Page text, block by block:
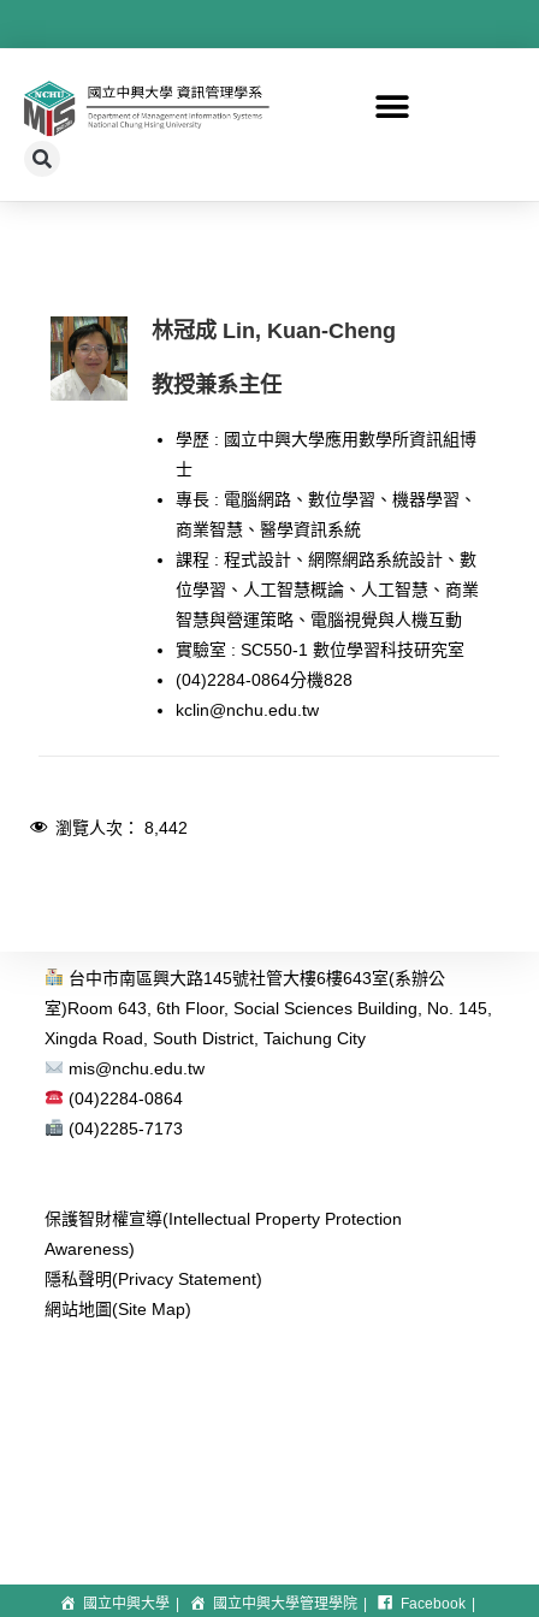
林冠成 Lin, Kuan-Cheng
教授兼系主任
學歷 : 國立中興大學應用數學所資訊組博
士
專長 : 電腦網路、數位學習、機器學習、
商業智慧、醫學資訊系統
課程 : 程式設計、網際網路系統設計、數
位學習、人工智慧概論、人工智慧、商業
智慧與營運策略、電腦視覺與人機互動
實驗室 : SC550-1 數位學習科技研究室
(04)2284-0864分機828
kclin@nchu.edu.tw
瀏覽人次： 8,442
台中市南區興大路145號社管大樓6樓643室(系辦公
室)Room 643, 6th Floor, Social Sciences Building, No. 145,
Xingda Road, South District, Taichung City
mis@nchu.edu.tw
(04)2284-0864
(04)2285-7173
保護智財權宣導(Intellectual Property Protection
Awareness)
隱私聲明(Privacy Statement)
網站地圖(Site Map)
國立中興大學 國立中興大學管理學院 Facebook